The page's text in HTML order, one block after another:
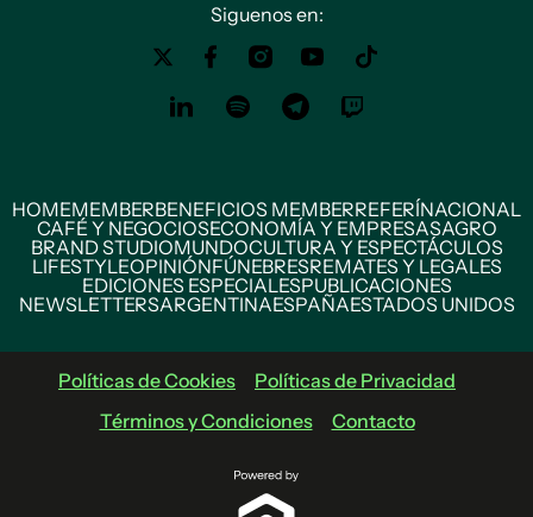
Siguenos en:
HOMEMEMBERBENEFICIOS MEMBERREFERÍNACIONAL
CAFÉ Y NEGOCIOSECONOMÍA Y EMPRESASAGRO
BRAND STUDIOMUNDOCULTURA Y ESPECTÁCULOS
LIFESTYLEOPINIÓNFÚNEBRESREMATES Y LEGALES
EDICIONES ESPECIALESPUBLICACIONES
NEWSLETTERSARGENTINAESPAÑAESTADOS UNIDOS
Políticas de Cookies
Políticas de Privacidad
Términos y Condiciones
Contacto